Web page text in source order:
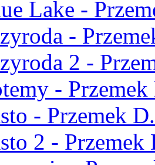
Lake -
-
2 -
- Przemek
- Przemek D.
2 - Przemek